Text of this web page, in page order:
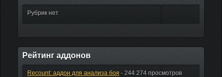
Рубрик нет
Рейтинг аддонов
Recount: аддон для анализа боя - 244 274 просмотров